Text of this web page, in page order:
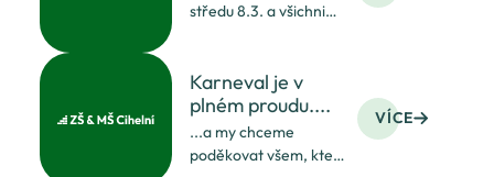
středu 8.3. a všichni
učitelům
a pomocníkům za
přípravu a pečené
dobroty!
Karneval je v
plném proudu....
...a my chceme
poděkovat všem, kteří
VÍCE